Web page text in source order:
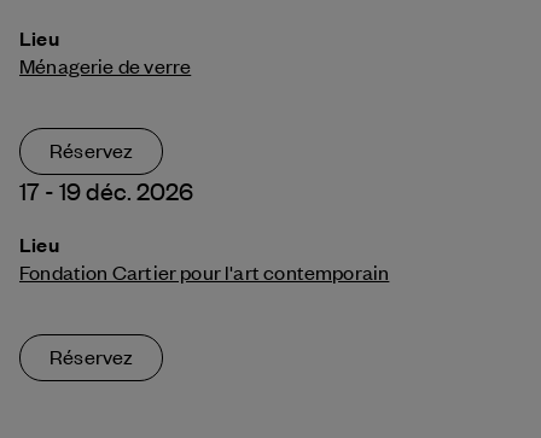
Lieu
Ménagerie de verre
Réservez
17 - 19 déc. 2026
Lieu
Fondation Cartier pour l'art contemporain
Réservez